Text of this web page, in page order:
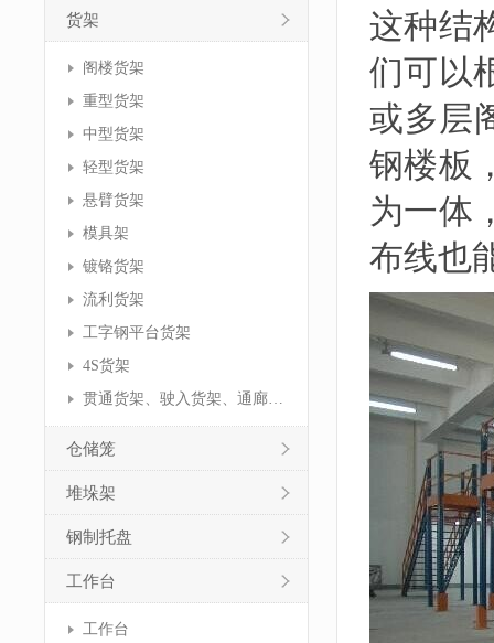
货架
阁楼货架
重型货架
中型货架
轻型货架
悬臂货架
模具架
镀铬货架
流利货架
工字钢平台货架
4S货架
贯通货架、驶入货架、通廊货架
仓储笼
堆垛架
钢制托盘
工作台
工作台
这种结
们可以
或多层
钢楼板
为一体
布线也